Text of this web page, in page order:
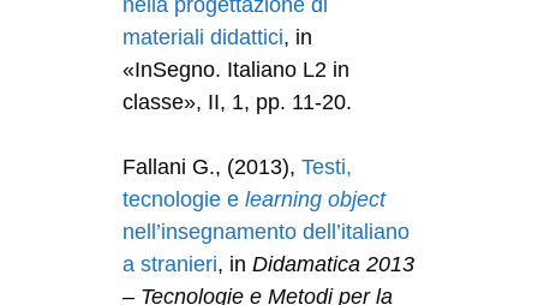
nella progettazione di
materiali didattici, in
«InSegno. Italiano L2 in
classe», II, 1, pp. 11-20.
Fallani G., (2013),Testi,
tecnologie elearning object
nell’insegnamento dell’italiano
a stranieri, inDidamatica 2013
– Tecnologie e Metodi per la